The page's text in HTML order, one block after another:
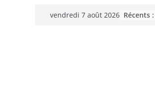
Passervendredi 7 août 2026 Récents :